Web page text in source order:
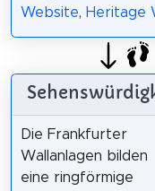
Website, Heritage
Die Frankfurter
Wallanlagen bilden
eine ringförmige